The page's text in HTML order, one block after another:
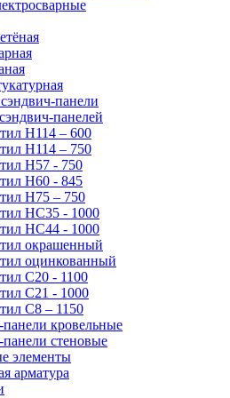
панели
панелей
Н114 – 600
Н114 – 750
Н57 - 750
Н60 - 845
Н75 – 750
НС35 - 1000
НС44 - 1000
окрашенный
оцинкованный
С20 - 1100
С21 - 1000
С8 – 1150
кровельные
стеновые
элементы
арматура